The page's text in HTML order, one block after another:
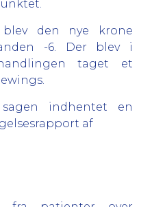
den nye krone
-6. Der blev i
taget et
indhentet en
af